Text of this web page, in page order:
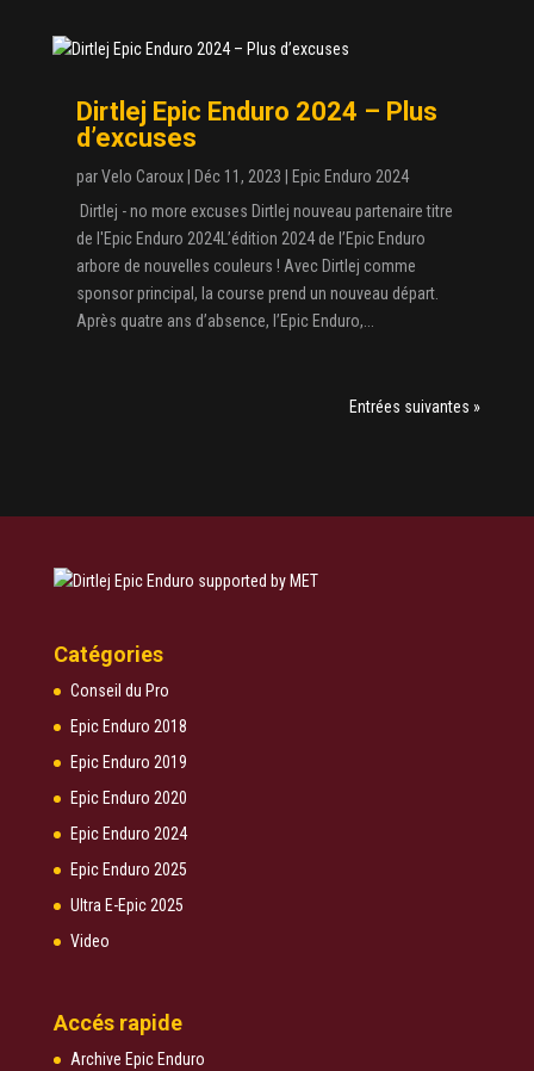
Dirtlej Epic Enduro 2024 – Plus
d’excuses
parVelo Caroux| Déc 11, 2023 | Epic Enduro 2024
Dirtlej - no more excuses Dirtlej nouveau partenaire titre
de l'Epic Enduro 2024L’édition 2024 de l’Epic Enduro
arbore de nouvelles couleurs ! Avec Dirtlej comme
sponsor principal, la course prend un nouveau départ.
Après quatre ans d’absence, l’Epic Enduro,...
Entrées suivantes »
Catégories
Conseil du Pro
Epic Enduro 2018
Epic Enduro 2019
Epic Enduro 2020
Epic Enduro 2024
Epic Enduro 2025
Ultra E-Epic 2025
Video
Accés rapide
Archive Epic Enduro